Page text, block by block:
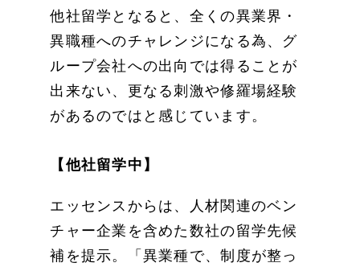
他社留学となると、全くの異業界・
異職種へのチャレンジになる為、グ
ループ会社への出向では得ることが
出来ない、更なる刺激や修羅場経験
があるのではと感じています。
【他社留学中】
エッセンスからは、人材関連のベン
チャー企業を含めた数社の留学先候
補を提示。「異業種で、制度が整っ